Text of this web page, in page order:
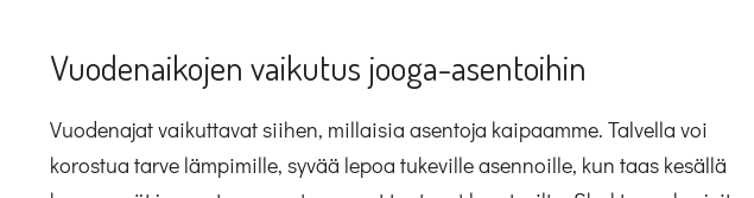
Vuodenaikojen vaikutus jooga-asentoihin
Vuodenajat vaikuttavat siihen, millaisia asentoja kaipaamme. Talvella voi
korostua tarve lämpimille, syvää lepoa tukeville asennoille, kun taas kesällä